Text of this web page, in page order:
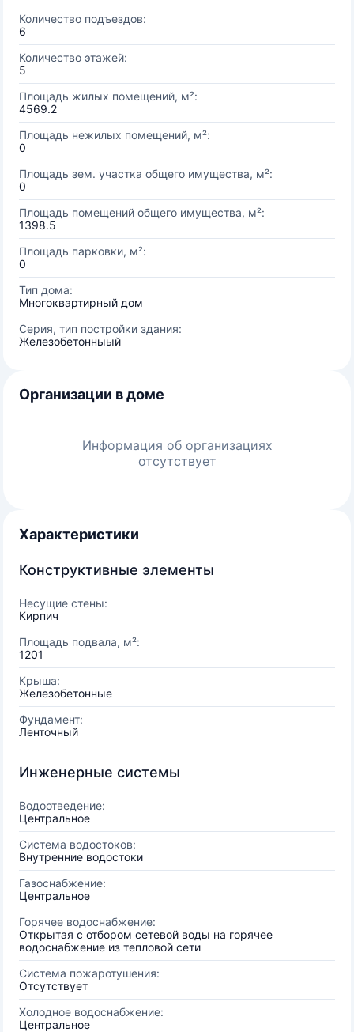
Количество подъездов:
6
Количество этажей:
5
Площадь жилых помещений, м²:
4569.2
Площадь нежилых помещений, м²:
0
Площадь зем. участка общего имущества, м²:
0
Площадь помещений общего имущества, м²:
1398.5
Площадь парковки, м²:
0
Тип дома:
Многоквартирный дом
Серия, тип постройки здания:
Железобетонныый
Организации в доме
Информация об организациях
отсутствует
Характеристики
Конструктивные элементы
Несущие стены:
Кирпич
Площадь подвала, м²:
1201
Крыша:
Железобетонные
Фундамент:
Ленточный
Инженерные системы
Водоотведение:
Центральное
Система водостоков:
Внутренние водостоки
Газоснабжение:
Центральное
Горячее водоснабжение:
Открытая с отбором сетевой воды на горячее
водоснабжение из тепловой сети
Система пожаротушения:
Отсутствует
Холодное водоснабжение:
Центральное